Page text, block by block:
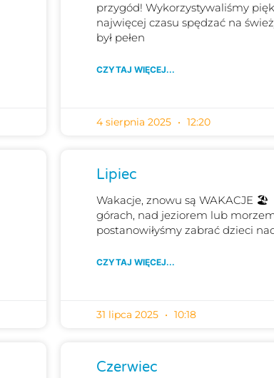
przygód! Wykorzystywaliśmy
najwięcej czasu spędzać na
był pełen
CZYTAJ WIĘCEJ...
4 sierpnia 2025 12:20
Lipiec
Wakacje, znowu są WAKACJE
górach, nad jeziorem lub
postanowiłyśmy zabrać dzieci
CZYTAJ WIĘCEJ...
31 lipca 2025 10:18
Czerwiec